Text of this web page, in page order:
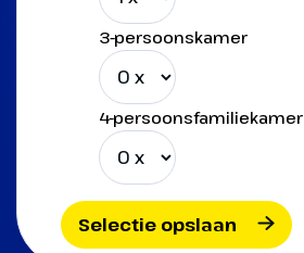
3-persoonskamer
4-persoonsfamiliekamer
Selectie opslaan